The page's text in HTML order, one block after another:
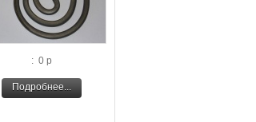
: 0 р
Подробнее...